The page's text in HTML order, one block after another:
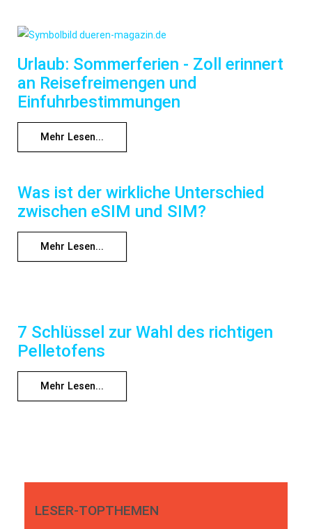
Urlaub: Sommerferien - Zoll erinnert
an Reisefreimengen und
Einfuhrbestimmungen
Mehr Lesen...
Was ist der wirkliche Unterschied
zwischen eSIM und SIM?
Mehr Lesen...
7 Schlüssel zur Wahl des richtigen
Pelletofens
Mehr Lesen...
LESER-TOPTHEMEN